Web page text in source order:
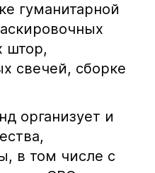
гуманитарной
штор,
свечей, сборке
организует и
в том числе с